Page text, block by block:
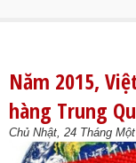
Năm 2015,
hàng Trung
Chủ Nhật, 24 Tháng